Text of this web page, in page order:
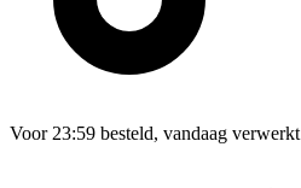
Voor 23:59 besteld, vandaag verwerkt